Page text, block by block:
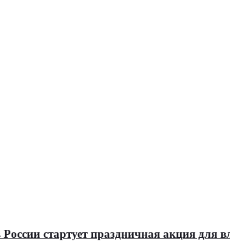
стартует праздничная акция